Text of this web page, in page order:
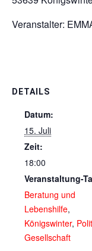
Veranstalter:
DETAILS
Datum:
15. Juli
Zeit:
18:00
Veranstaltung-
Beratung und
Lebenshilfe,
Königswinter,
Gesellschaft